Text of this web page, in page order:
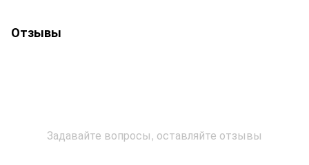
Отзывы
Задавайте вопросы, оставляйте отзывы